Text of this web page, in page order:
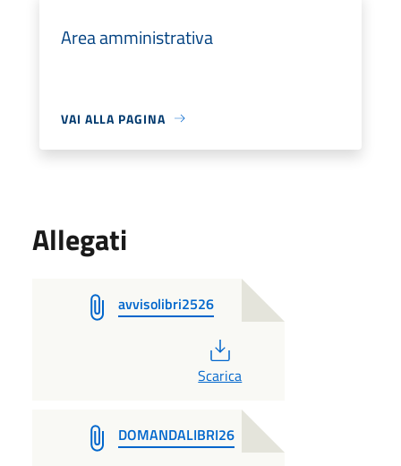
Area amministrativa
VAI ALLA PAGINA
Allegati
avvisolibri2526
Scarica
DOMANDALIBRI26